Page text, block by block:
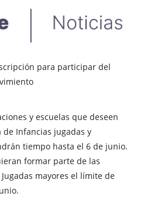
para participar del
y escuelas que deseen
Infancias jugadas y
tiempo hasta el 6 de junio.
formar parte de las
mayores el límite de